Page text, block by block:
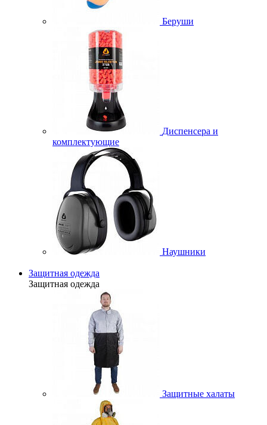
Беруши
Диспенсера и
комплектующие
Наушники
Защитная одежда
Защитная одежда
Защитные халаты